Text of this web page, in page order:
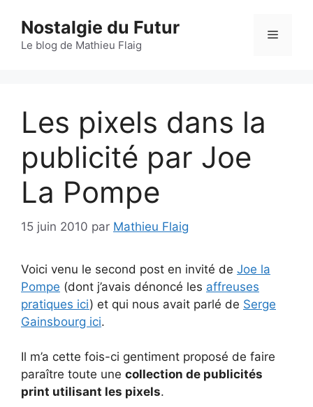
contenu
Nostalgie du Futur
Le blog de Mathieu Flaig
Menu
Les pixels dans la
publicité par Joe
La Pompe
15 juin 2010 par Mathieu Flaig
Voici venu le second post en invité de Joe la
Pompe (dont j’avais dénoncé les affreuses
pratiques ici) et qui nous avait parlé de Serge
Gainsbourg ici.
Il m’a cette fois-ci gentiment proposé de faire
paraître toute une collection de publicités
print utilisant les pixels.